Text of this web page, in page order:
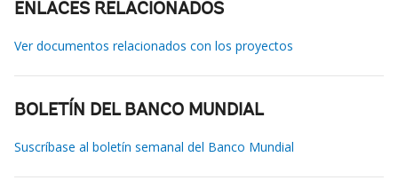
ENLACES RELACIONADOS
Ver documentos relacionados con los proyectos
BOLETÍN DEL BANCO MUNDIAL
Suscríbase al boletín semanal del Banco Mundial